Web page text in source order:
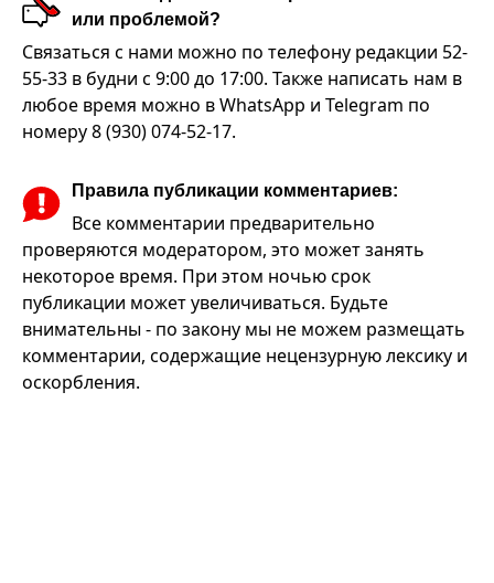
или проблемой?
Связаться с нами можно по телефону редакции 52-
55-33 в будни с 9:00 до 17:00. Также написать нам в
любое время можно в WhatsApp и Telegram по
номеру 8 (930) 074-52-17.
Правила публикации комментариев:
Все комментарии предварительно
проверяются модератором, это может занять
некоторое время. При этом ночью срок
публикации может увеличиваться. Будьте
внимательны - по закону мы не можем размещать
комментарии, содержащие нецензурную лексику и
оскорбления.